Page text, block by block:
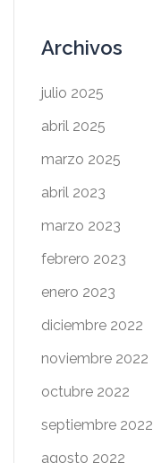
Archivos
julio 2025
abril 2025
marzo 2025
abril 2023
marzo 2023
febrero 2023
enero 2023
diciembre 2022
noviembre 2022
octubre 2022
septiembre 2022
agosto 2022